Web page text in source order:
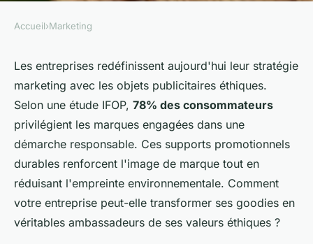
Les objets publicitaires
éthiques : un choix engagé et
efficace.
Rémy•27/03/2026 07:07• 7 min de lecture
Accueil›Marketing
Les entreprises redéfinissent aujourd'hui leur stratégie
marketing avec les objets publicitaires éthiques.
Selon une étude IFOP, 78% des consommateurs
privilégient les marques engagées dans une
démarche responsable. Ces supports promotionnels
durables renforcent l'image de marque tout en
réduisant l'empreinte environnementale. Comment
votre entreprise peut-elle transformer ses goodies en
véritables ambassadeurs de ses valeurs éthiques ?